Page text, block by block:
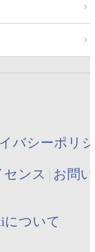
バシーポリ
センス お問
について